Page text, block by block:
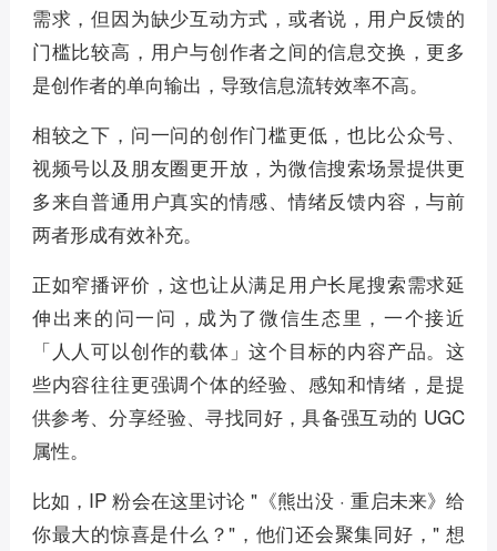
需求，但因为缺少互动方式，或者说，用户反馈的
门槛比较高，用户与创作者之间的信息交换，更多
是创作者的单向输出，导致信息流转效率不高。
相较之下，问一问的创作门槛更低，也比公众号、
视频号以及朋友圈更开放，为微信搜索场景提供更
多来自普通用户真实的情感、情绪反馈内容，与前
两者形成有效补充。
正如窄播评价，这也让从满足用户长尾搜索需求延
伸出来的问一问，成为了微信生态里，一个接近
「人人可以创作的载体」这个目标的内容产品。这
些内容往往更强调个体的经验、感知和情绪，是提
供参考、分享经验、寻找同好，具备强互动的 UGC
属性。
比如，IP 粉会在这里讨论 "《熊出没 · 重启未来》给
你最大的惊喜是什么？"，他们还会聚集同好，" 想